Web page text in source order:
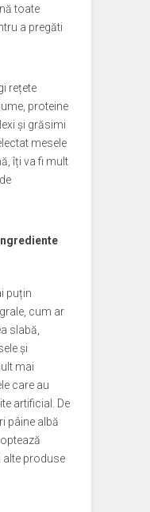
toate
a pregăti
rețete
proteine
și grăsimi
mesele
îți va fi mult
puțin
cum ar
slabă,
și
mai
care au
artificial. De
pâine albă
alte produse